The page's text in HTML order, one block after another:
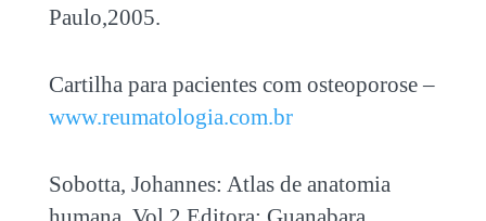
Paulo,2005.
Cartilha para pacientes com osteoporose –
www.reumatologia.com.br
Sobotta, Johannes: Atlas de anatomia